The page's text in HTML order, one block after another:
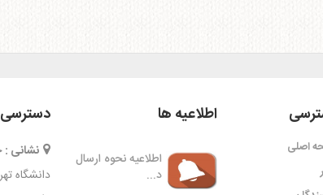
اصلی
اطلاعیه ها
اطلاعیه نحوه ارسال
د...
نشانی :
دانشگاه